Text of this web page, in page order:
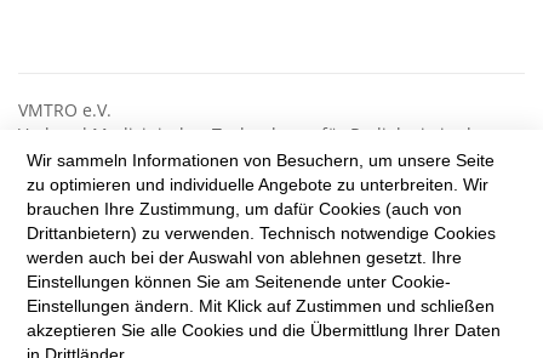
VMTRO e.V.
Verband Medizinischer Technologen für Radiologie in der
Radioonkologie
Reinhardtstr. 47
10117 Berlin
Tel.: +49 (0) 30 8431 8990
Fax: +49 (0) 30 8441 9189
info@vmtro.de
Wir sammeln Informationen von Besuchern, um unsere Seite
zu optimieren und individuelle Angebote zu unterbreiten. Wir
brauchen Ihre Zustimmung, um dafür Cookies (auch von
Drittanbietern) zu verwenden. Technisch notwendige Cookies
werden auch bei der Auswahl von ablehnen gesetzt. Ihre
Einstellungen können Sie am Seitenende unter Cookie-
Einstellungen ändern. Mit Klick auf Zustimmen und schließen
akzeptieren Sie alle Cookies und die Übermittlung Ihrer Daten